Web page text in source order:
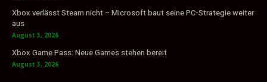
Xbox verlässt Steam nicht – Microsoft baut seine PC-Strategie weiter
aus
August 3, 2026
Xbox Game Pass: Neue Games stehen bereit
August 3, 2026